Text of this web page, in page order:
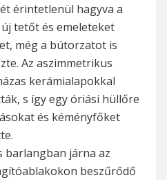
érintetlenül hagyva a
tetőt és emeleteket
még a bútorzatot is
Az aszimmetrikus
kerámialapokkal
s így egy óriási hüllőre
és kéményfőket
barlangban járna az
beszűrődő